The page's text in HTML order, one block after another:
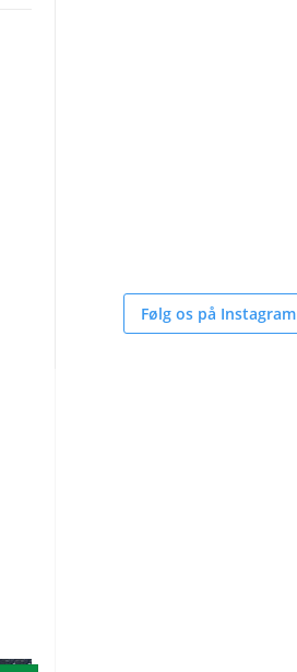
Følg os på Instagram